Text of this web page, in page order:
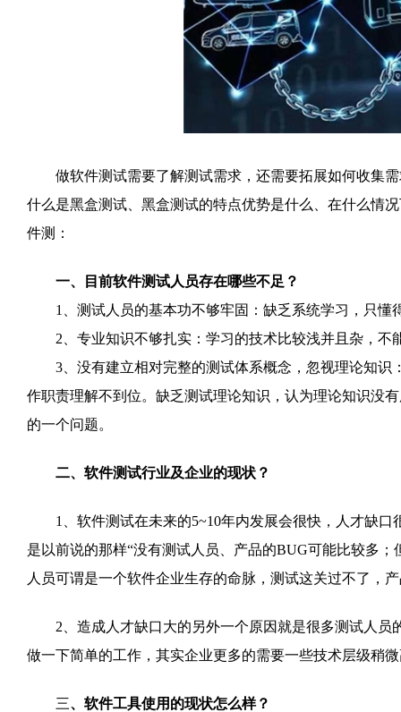
做软件测试需要了解测试需求，还需要拓展如何收集需
什么是黑盒测试、黑盒测试的特点优势是什么、在什么情
件测：
一、目前软件测试人员存在哪些不足？
1、测试人员的基本功不够牢固：缺乏系统学习，只懂
2、专业知识不够扎实：学习的技术比较浅并且杂，不
3、没有建立相对完整的测试体系概念，忽视理论知识
作职责理解不到位。缺乏测试理论知识，认为理论知识没
的一个问题。
二、软件测试行业及企业的现状？
1、软件测试在未来的5~10年内发展会很快，人才缺口
是以前说的那样“没有测试人员、产品的BUG可能比较多
人员可谓是一个软件企业生存的命脉，测试这关过不了，
2、造成人才缺口大的另外一个原因就是很多测试人员
做一下简单的工作，其实企业更多的需要一些技术层级稍
三、软件工具使用的现状怎么样？